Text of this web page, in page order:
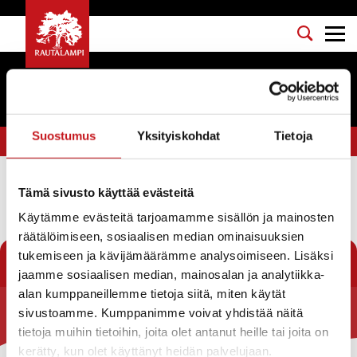
Suostumus Yksityiskohdat Tietoja
Tämä sivusto käyttää evästeitä
Käytämme evästeitä tarjoamamme sisällön ja mainosten
räätälöimiseen, sosiaalisen median ominaisuuksien
tukemiseen ja kävijämäärämme analysoimiseen. Lisäksi
jaamme sosiaalisen median, mainosalan ja analytiikka-
alan kumppaneillemme tietoja siitä, miten käytät
sivustoamme. Kumppanimme voivat yhdistää näitä
tietoja muihin tietoihin, joita olet antanut heille tai joita on
kerätty, kun olet käyttänyt heidän palvelujaan.
Olet tässä:Etusivu kantatie 69
Suodata
Ei löytynyt
Rautalammin kunta